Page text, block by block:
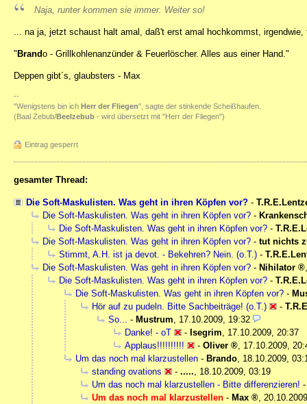
Naja, runter kommen sie immer. Weiter so!
... na ja, jetzt schaust halt amal, daß't erst amal hochkommst,
" Brando - Grillkohlenanzünder & Feuerlöscher. Alles aus einer Hand."
Deppen gibt´s, glaubsters - Max
--
"Wenigstens bin ich Herr der Fliegen", sagte der stinkende Scheißhaufen.
(Baal Zebub/Beelzebub - wird übersetzt mit "Herr der Fliegen")
Eintrag gesperrt
gesamter Thread:
Die Soft-Maskulisten. Was geht in ihren Köpfen vor? -
Die Soft-Maskulisten. Was geht in ihren Köpfen vor? -
Die Soft-Maskulisten. Was geht in ihren Köpfen vor? -
Die Soft-Maskulisten. Was geht in ihren Köpfen vor? - tut nichts
Stimmt, A.H. ist ja devot. - Bekehren? Nein. (o.T.) -
Die Soft-Maskulisten. Was geht in ihren Köpfen vor? - Nihilator
Die Soft-Maskulisten. Was geht in ihren Köpfen vor? -
Die Soft-Maskulisten. Was geht in ihren Köpfen vor? -
Hör auf zu pudeln. Bitte Sachbeiträge! (o.T.)
-
So...
- Mustrum
17.10.2009, 19:32
Danke! - oT
- Isegrim
17.10.2009, 20:37
Applaus!!!!!!!!!!
- Oliver
17.10.2009,
Um das noch mal klarzustellen - Brando 18.10.2009,
standing ovations
- .....
18.10.2009, 03:19
Um das noch mal klarzustellen - Bitte differenzieren!
Um das noch mal klarzustellen - Max